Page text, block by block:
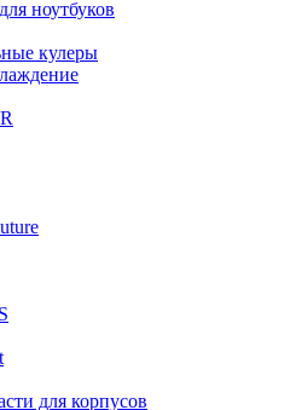
ноутбуков
кулеры
для корпусов